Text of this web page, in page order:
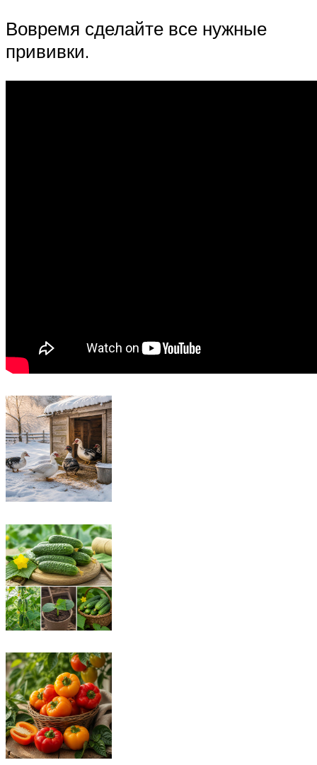
Вовремя сделайте все нужные
прививки.